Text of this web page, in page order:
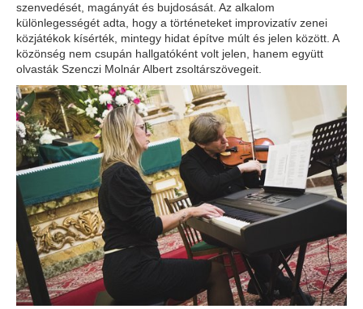
szenvedését, magányát és bujdosását. Az alkalom
különlegességét adta, hogy a történeteket improvizatív zenei
közjátékok kísérték, mintegy hidat építve múlt és jelen között. A
közönség nem csupán hallgatóként volt jelen, hanem együtt
olvasták Szenczi Molnár Albert zsoltárszövegeit.